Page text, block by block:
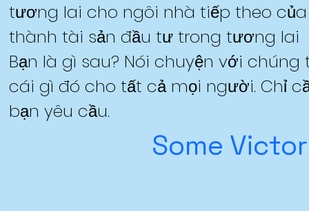
tương lai cho ngôi nhà tiếp theo
thành tài sản đầu tư trong tương lai
Bạn là gì sau? Nói chuyện với
cái gì đó cho tất cả mọi người. Chỉ
bạn yêu cầu.
Some